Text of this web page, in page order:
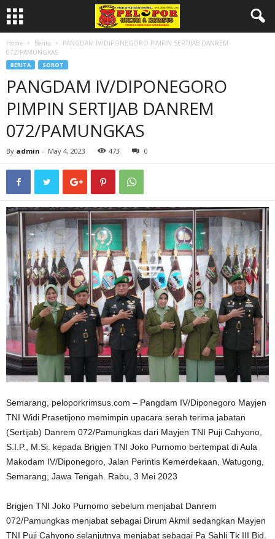
Home Berita
PANGDAM IV/DIPONEGORO PIMPIN SERTIJAB DANREM
072/PAMUNGKAS
BERITA SOROT
PANGDAM IV/DIPONEGORO
PIMPIN SERTIJAB DANREM
072/PAMUNGKAS
By admin - May 4, 2023 473 0
Semarang, peloporkrimsus.com – Pangdam IV/Diponegoro Mayjen
TNI Widi Prasetijono memimpin upacara serah terima jabatan
(Sertijab) Danrem 072/Pamungkas dari Mayjen TNI Puji Cahyono,
S.I.P., M.Si. kepada Brigjen TNI Joko Purnomo bertempat di Aula
Makodam IV/Diponegoro, Jalan Perintis Kemerdekaan, Watugong,
Semarang, Jawa Tengah. Rabu, 3 Mei 2023
Brigjen TNI Joko Purnomo sebelum menjabat Danrem
072/Pamungkas menjabat sebagai Dirum Akmil sedangkan Mayjen
TNI Puji Cahyono selanjutnya menjabat sebagai Pa Sahli Tk III Bid.